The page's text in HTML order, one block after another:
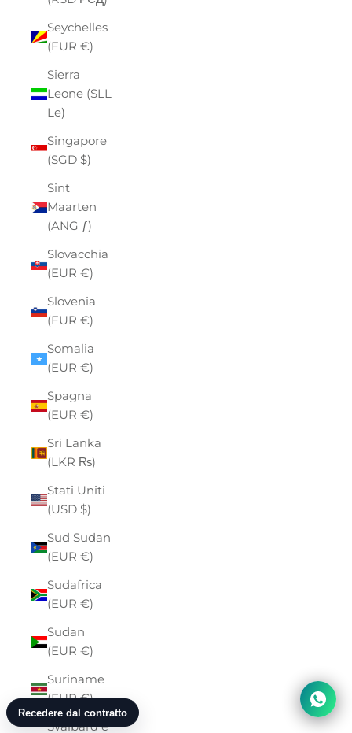
Seychelles
(EUR €)
Sierra
Leone (SLL
Le)
Singapore
(SGD $)
Sint
Maarten
(ANG ƒ)
Slovacchia
(EUR €)
Slovenia
(EUR €)
Somalia
(EUR €)
Spagna
(EUR €)
Sri Lanka
(LKR ₨)
Stati Uniti
(USD $)
Sud Sudan
(EUR €)
Sudafrica
(EUR €)
Sudan
(EUR €)
Suriname
(EUR €)
Svalbard e